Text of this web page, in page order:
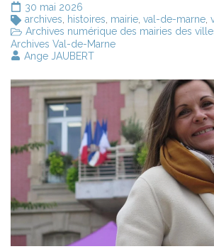
30 mai 2026
archives
histoires mairie val-de-marne
Archives numérique des mairies des
Archives Val-de-Marne
Ange JAUBERT